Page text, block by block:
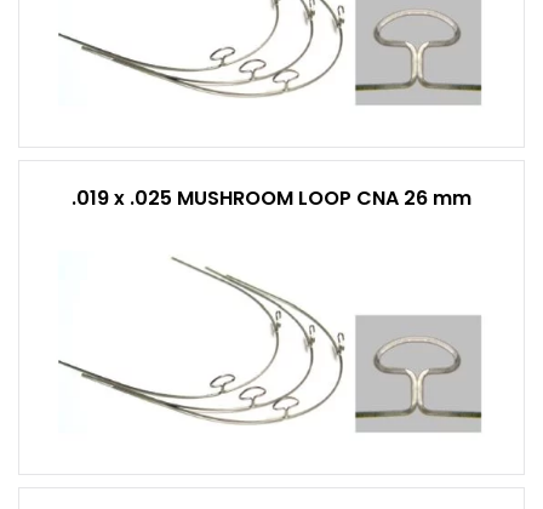
.019 x .025 MUSHROOM LOOP CNA 26 mm